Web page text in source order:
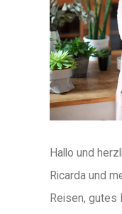
Hallo und
Ricarda und
Reisen, gutes